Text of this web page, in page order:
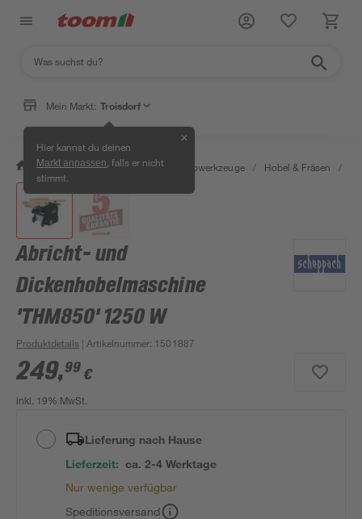
Mein Markt: Troisdorf
Hier kannst du deinen
Markt anpassen , falls er nicht
stimmt.
✕
/ Werkstatt & Maschinen / Elektrowerkzeuge / Hobel & Fräsen /
Abricht- und
Dickenhobelmaschine
'THM850' 1250 W
Produktdetails | Artikelnummer: 1501887
249,99 €
inkl. 19% MwSt.
Lieferung nach Hause
Lieferzeit: ca. 2-4 Werktage
Nur wenige verfügbar
Speditionsversand